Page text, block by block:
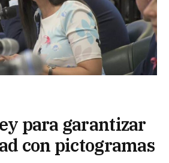
para garantizar
con pictogramas